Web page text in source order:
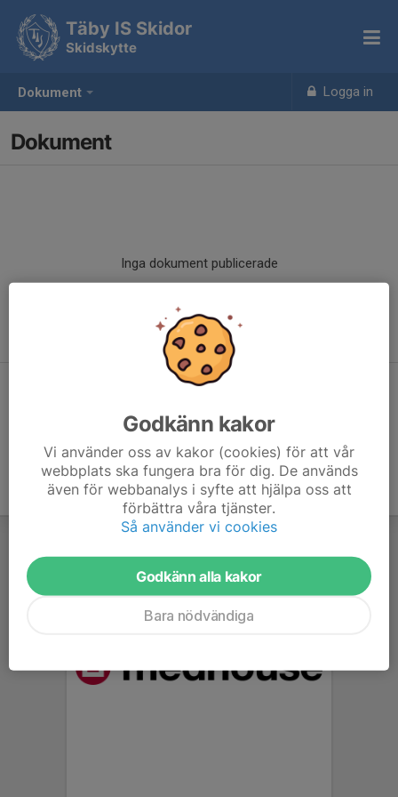
Dokument Logga in
Täby IS Skidor
Skidskytte
Dokument
Inga dokument publicerade
Godkänn kakor
Vi använder oss av kakor (cookies) för att vår
webbplats ska fungera bra för dig. De används
även för webbanalys i syfte att hjälpa oss att
förbättra våra tjänster.
Så använder vi cookies
Godkänn alla kakor
Bara nödvändiga